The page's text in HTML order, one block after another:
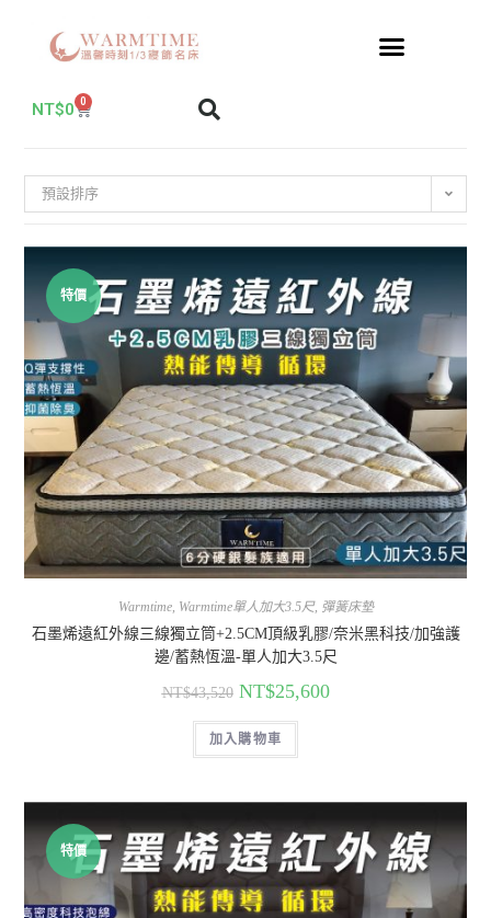
NT$0 0
預設排序
特價
Warmtime, Warmtime單人加大3.5尺, 彈簧床墊
石墨烯遠紅外線三線獨立筒+2.5CM頂級乳膠/奈米黑科技/加強護
邊/蓄熱恆溫-單人加大3.5尺
NT$43,520 NT$25,600
加入購物車
特價